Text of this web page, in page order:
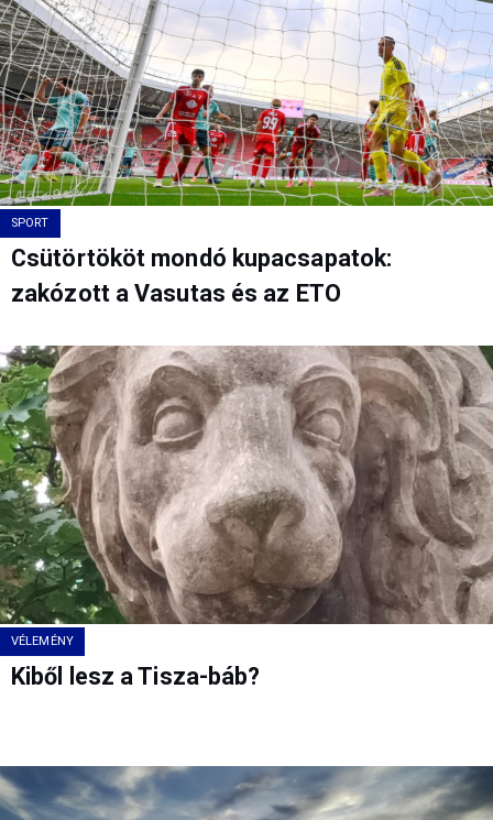
SPORT
Csütörtököt mondó kupacsapatok:
zakózott a Vasutas és az ETO
VÉLEMÉNY
Kiből lesz a Tisza-báb?